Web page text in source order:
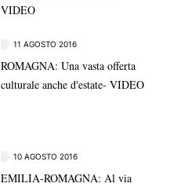
VIDEO
11 AGOSTO 2016
ROMAGNA: Una vasta offerta
culturale anche d'estate- VIDEO
10 AGOSTO 2016
EMILIA-ROMAGNA: Al via